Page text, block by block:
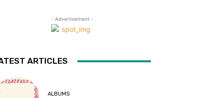
- Advertisement -
ARTICLES
ALBUMS